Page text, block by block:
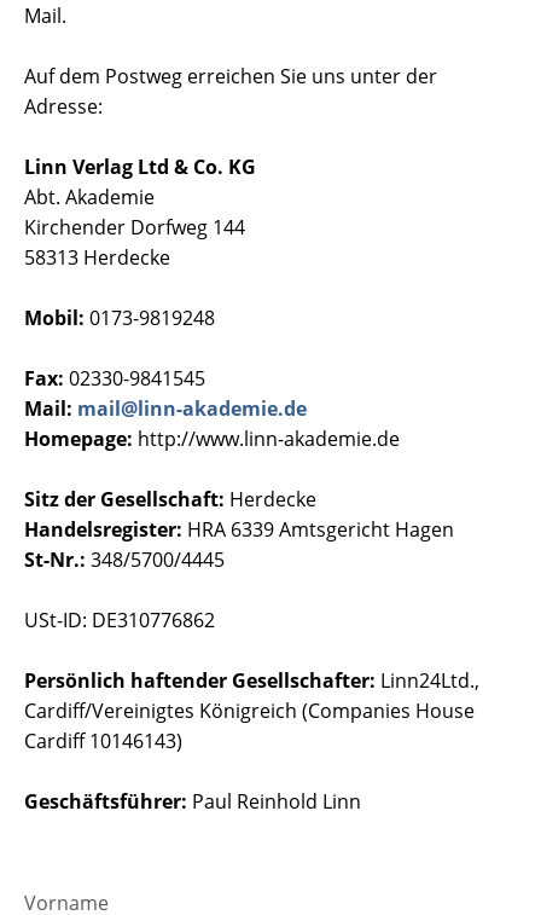
Mail.
Auf dem Postweg erreichen Sie uns unter der
Adresse:
Linn Verlag Ltd & Co. KG
Abt. Akademie
Kirchender Dorfweg 144
58313 Herdecke
Mobil: 0173-9819248
Fax: 02330-9841545
Mail: mail@linn-akademie.de
Homepage: http://www.linn-akademie.de
Sitz der Gesellschaft: Herdecke
Handelsregister: HRA 6339 Amtsgericht Hagen
St-Nr.: 348/5700/4445
USt-ID: DE310776862
Persönlich haftender Gesellschafter: Linn24Ltd.,
Cardiff/Vereinigtes Königreich (Companies House
Cardiff 10146143)
Geschäftsführer: Paul Reinhold Linn
Vorname